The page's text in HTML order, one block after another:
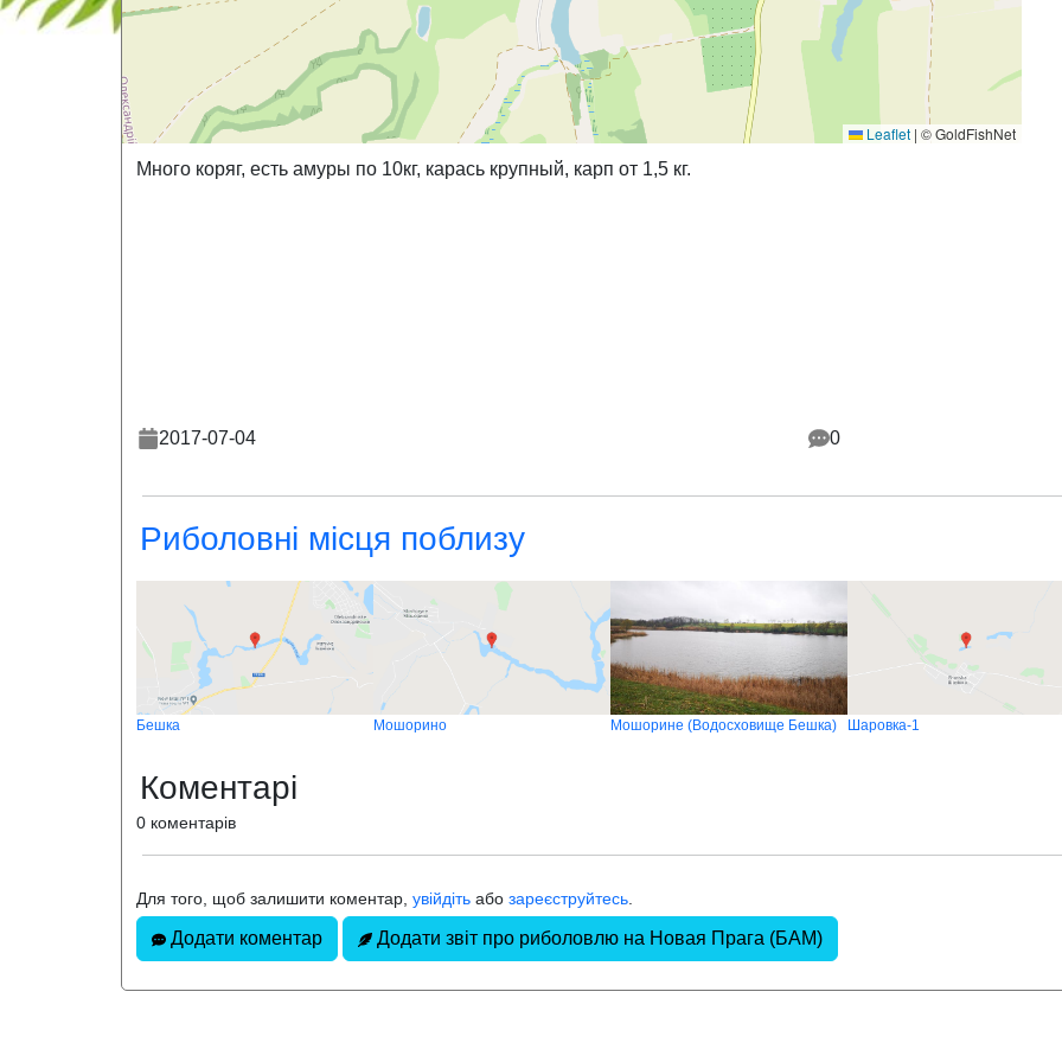
Leaflet | © GoldFishNet
Много коряг, есть амуры по 10кг, карась крупный, карп от 1,5 кг.
2017-07-04 0
Риболовні місця поблизу
Бешка Мошорино Мошорине (Водосховище Бешка) Шаровка-1
Коментарі
0 коментарів
Для того, щоб залишити коментар, увійдіть або зареєструйтесь
Додати коментар Додати звіт про риболовлю на Новая Прага (БАМ)